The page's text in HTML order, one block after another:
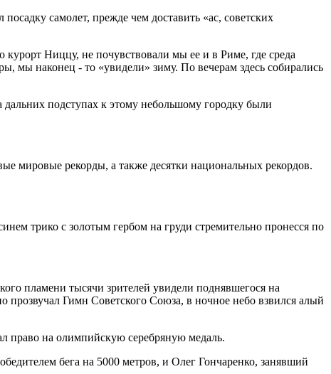
самолет, прежде чем доставить «ас, советских
Ниццу, не почувствовали мы ее и в Риме, где среда
мы наконец - то «увидели» зиму. По вечерам здесь собирались
подступах к этому небольшому городку были
мировые рекорды, а также десятки национальных рекордов.
трико с золотым гербом на груди стремительно пронесся по
пламени тысячи зрителей увидели поднявшегося на
прозвучал Гимн Советского Союза, в ночное небо взвился алый
право на олимпийскую серебряную медаль.
бега на 5000 метров, и Олег Гончаренко, занявший